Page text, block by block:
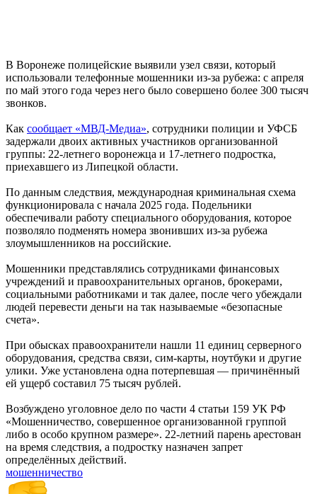
В Воронеже полицейские выявили узел связи, который
использовали телефонные мошенники из-за рубежа: с апреля
по май этого года через него было совершено более 300 тысяч
звонков.
Как сообщает «МВД-Медиа», сотрудники полиции и УФСБ
задержали двоих активных участников организованной
группы: 22-летнего воронежца и 17-летнего подростка,
приехавшего из Липецкой области.
По данным следствия, международная криминальная схема
функционировала с начала 2025 года. Подельники
обеспечивали работу специального оборудования, которое
позволяло подменять номера звонивших из-за рубежа
злоумышленников на российские.
Мошенники представлялись сотрудниками финансовых
учреждений и правоохранительных органов, брокерами,
социальными работниками и так далее, после чего убеждали
людей перевести деньги на так называемые «безопасные
счета».
При обысках правоохранители нашли 11 единиц серверного
оборудования, средства связи, сим-карты, ноутбуки и другие
улики. Уже установлена одна потерпевшая — причинённый
ей ущерб составил 75 тысяч рублей.
Возбуждено уголовное дело по части 4 статьи 159 УК РФ
«Мошенничество, совершенное организованной группой
либо в особо крупном размере». 22-летний парень арестован
на время следствия, а подростку назначен запрет
определённых действий.
мошенничество